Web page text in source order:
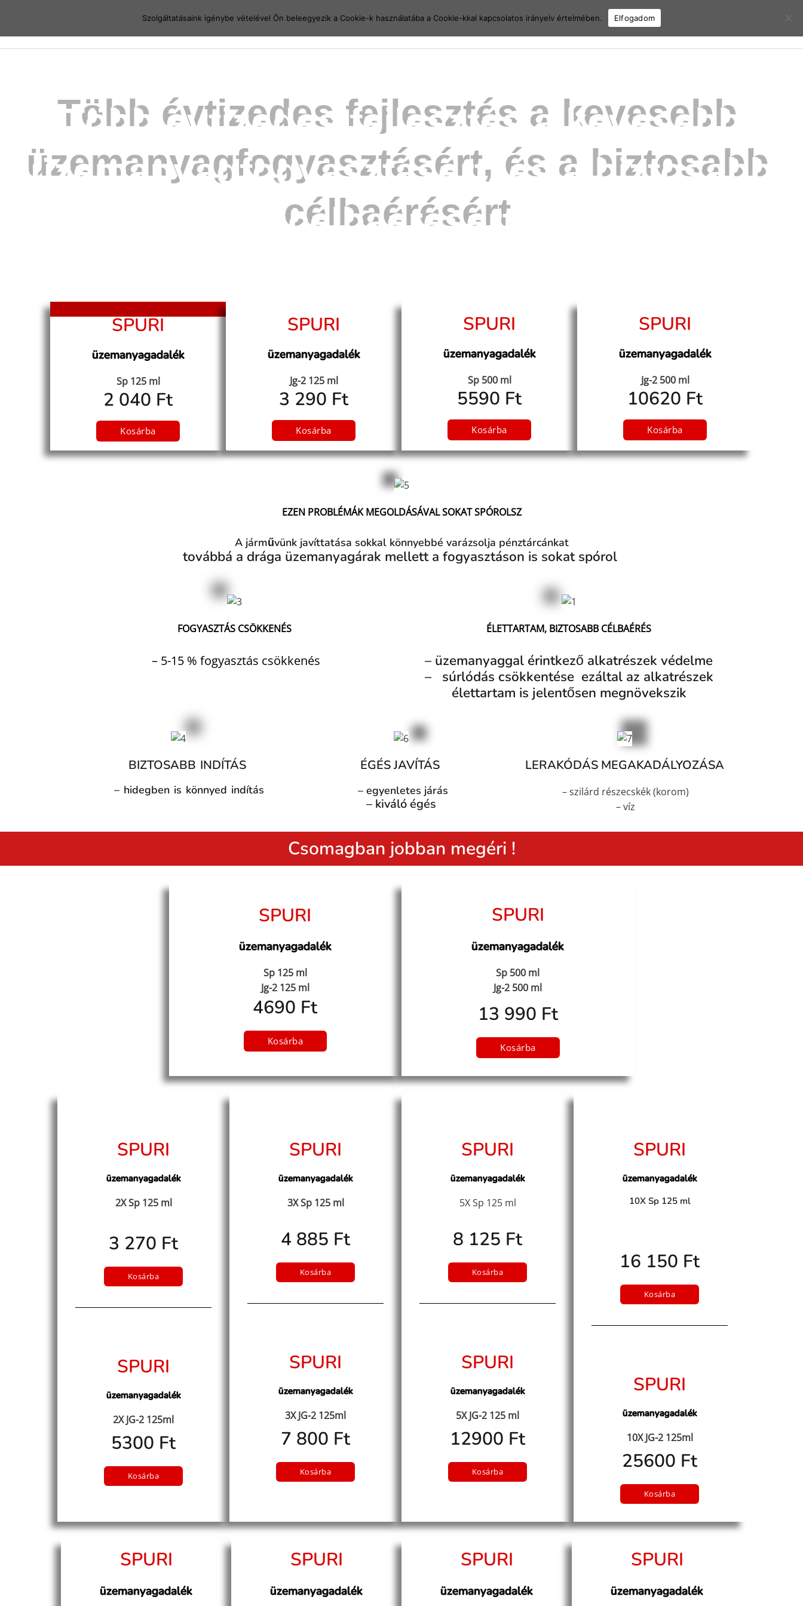
Több évtizedes fejlesztés a kevesebb
üzemanyagfogyasztásért, és a biztosabb
célbaérésért
SPURI
üzemanyagadalék
Sp 125 ml
2 040 Ft
Kosárba
SPURI
üzemanyagadalék
Jg-2 125 ml
3 290 Ft
Kosárba
SPURI
üzemanyagadalék
Sp 500 ml
5590 Ft
Kosárba
SPURI
üzemanyagadalék
Jg-2 500 ml
10620 Ft
Kosárba
EZEN PROBLÉMÁK MEGOLDÁSÁVAL SOKATSPÓROLSZ
A járművünk javíttatása sokkal könnyebbé varázsolja pénztárcánkat
továbbá a drága üzemanyagárak mellett a fogyasztáson is sokat spórol
FOGYASZTÁS CSÖKKENÉS
– 5-15 % fogyasztás csökkenés
ÉLETTARTAM, BIZTOSABB CÉLBAÉRÉS
– üzemanyaggal érintkező alkatrészek védelme
– súrlódás csökkentése ezáltal az alkatrészek
élettartam is jelentősen megnövekszik
BIZTOSABB INDÍTÁS
– hidegben is könnyed indítás
ÉGÉS JAVÍTÁS
– egyenletes járás
– kiváló égés
LERAKÓDÁS MEGAKADÁLYOZÁSA
– szilárd részecskék (korom)
– víz
Csomagban jobban megéri !
SPURI
üzemanyagadalék
Sp 125 ml
Jg-2 125 ml
4690 Ft
Kosárba
SPURI
üzemanyagadalék
Sp 500 ml
Jg-2 500 ml
13 990 Ft
Kosárba
SPURI
üzemanyagadalék
2X Sp 125 ml
3 270 Ft
Kosárba
SPURI
üzemanyagadalék
2X JG-2 125ml
5300 Ft
Kosárba
SPURI
üzemanyagadalék
3X Sp 125 ml
4 885 Ft
Kosárba
SPURI
üzemanyagadalék
3X JG-2 125ml
7 800 Ft
Kosárba
SPURI
üzemanyagadalék
5X Sp 125 ml
8 125 Ft
Kosárba
SPURI
üzemanyagadalék
5X JG-2 125 ml
12900 Ft
Kosárba
SPURI
üzemanyagadalék
10X Sp 125 ml
16 150 Ft
Kosárba
SPURI
üzemanyagadalék
10X JG-2 125ml
25600 Ft
Kosárba
SPURI
üzemanyagadalék
SPURI
üzemanyagadalék
SPURI
üzemanyagadalék
SPURI
üzemanyagadalék
Szolgáltatásaink igénybe vételével Ön beleegyezik a Cookie-k használatába a Cookie-kkal kapcsolatos irányelv értelmében. Elfogadom